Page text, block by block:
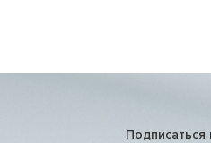
Подписаться